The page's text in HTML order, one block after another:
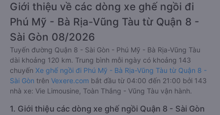
Giới thiệu về các dòng xe ghế ngồi đi
Phú Mỹ - Bà Rịa-Vũng Tàu từ Quận 8 -
Sài Gòn 08/2026
Tuyến đường Quận 8 - Sài Gòn - Phú Mỹ - Bà Rịa-Vũng Tàu
dài khoảng 120 km. Trung bình mỗi ngày có khoảng 143
chuyến Xe ghế ngồi đi Phú Mỹ - Bà Rịa-Vũng Tàu từ Quận 8 -
Sài Gòn trên Vexere.com bắt đầu từ 04:00 đến 21:00 bởi 143
nhà xe: Vie Limousine, Toàn Thắng - Vũng Tàu vận hành.
1. Giới thiệu các dòng xe ghế ngồi Quận 8 - Sài Gòn